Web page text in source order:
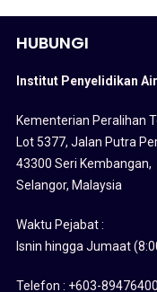
HUBUNGI
Institut Penyelidikan
Kementerian Peralihan
Lot 5377, Jalan Putra
43300 Seri Kembangan,
Selangor, Malaysia
Waktu Pejabat :
Isnin hingga Jumaat
Telefon : +603-89476400